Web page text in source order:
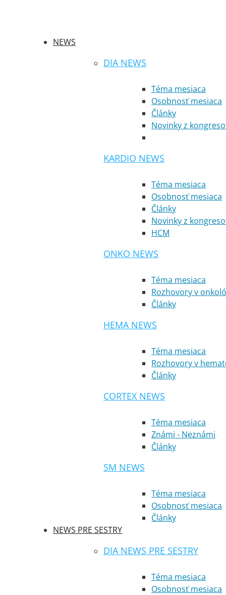
NEWS
DIA NEWS
Téma mesiaca
Osobnosť mesiaca
Články
Novinky z
KARDIO NEWS
Téma mesiaca
Osobnosť mesiaca
Články
Novinky z
HCM
ONKO NEWS
Téma mesiaca
Rozhovory v
Články
HEMA NEWS
Téma mesiaca
Rozhovory v
Články
CORTEX NEWS
Téma mesiaca
Známi - Neznámi
Články
SM NEWS
Téma mesiaca
Osobnosť mesiaca
Články
NEWS PRE SESTRY
DIA NEWS PRE SESTRY
Téma mesiaca
Osobnosť mesiaca